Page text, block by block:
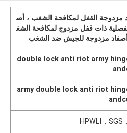
مزدوجة القفل لمكافحة الشغب ، أص
ذات قفل مزدوج لمكافحة الشغ
مزدوجة للجيش ضد الشغب
double lock anti riot army
army double lock anti riot
HPWLI，SGS